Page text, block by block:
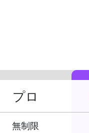
プロ
無制限